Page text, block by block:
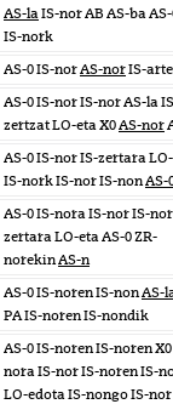
AS-laIS-nor AB AS-ba
IS-nork
AS-0 IS-norAS-norIS-arte
AS-0 IS-nor IS-nor AS-la
zertzat LO-eta X0AS-nor
AS-0 IS-nor IS-zertara
IS-nork IS-nor IS-nonAS-
AS-0 IS-nora IS-nor IS-
zertara LO-eta AS-0 ZR-
norekinAS-n
AS-0 IS-noren IS-nonAS-
PA IS-noren IS-nondik
AS-0 IS-noren IS-noren
nora IS-nor IS-noren IS-
LO-edota IS-nongo IS-nor